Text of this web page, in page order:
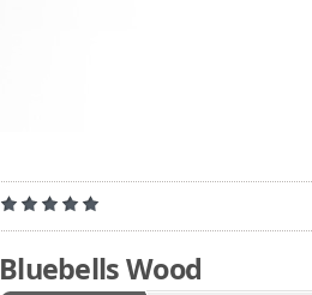
Bluebells Wood